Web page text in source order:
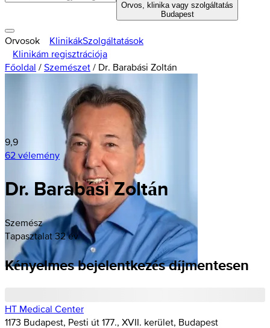
Orvos, klinika vagy szolgáltatás
Budapest
Orvosok KlinikákSzolgáltatások
Klinikám regisztrációja
Főoldal / Szemészet / Dr. Barabási Zoltán
9,9
62 vélemény
Dr. Barabási Zoltán
Szemész
Tapasztalat 32 év
Kényelmes bejelentkezés díjmentesen
HT Medical Center
1173 Budapest, Pesti út 177., XVII. kerület, Budapest